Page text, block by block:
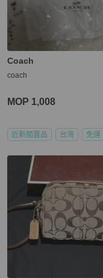
Coach
coach
MOP 1,008
近新閒置品 台灣 免運